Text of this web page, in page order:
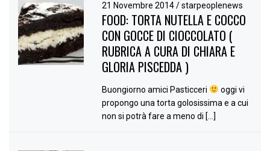
21 Novembre 2014/ starpeoplenews
FOOD: TORTA NUTELLA E COCCO
CON GOCCE DI CIOCCOLATO (
RUBRICA A CURA DI CHIARA E
GLORIA PISCEDDA )
Buongiorno amici Pasticceri
oggi vi
propongo una torta golosissima e a cui
non si potrà fare a meno di […]